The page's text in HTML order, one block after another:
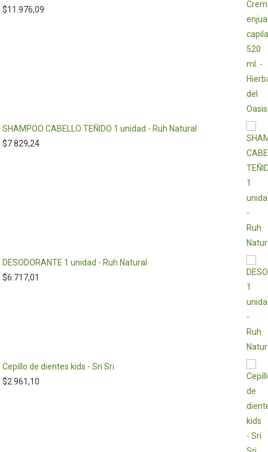
$11.976,09
SHAMPOO CABELLO TEÑIDO 1 unidad - Ruh Natural
$7.829,24
DESODORANTE 1 unidad - Ruh Natural
$6.717,01
Cepillo de dientes kids - Sri Sri
$2.961,10